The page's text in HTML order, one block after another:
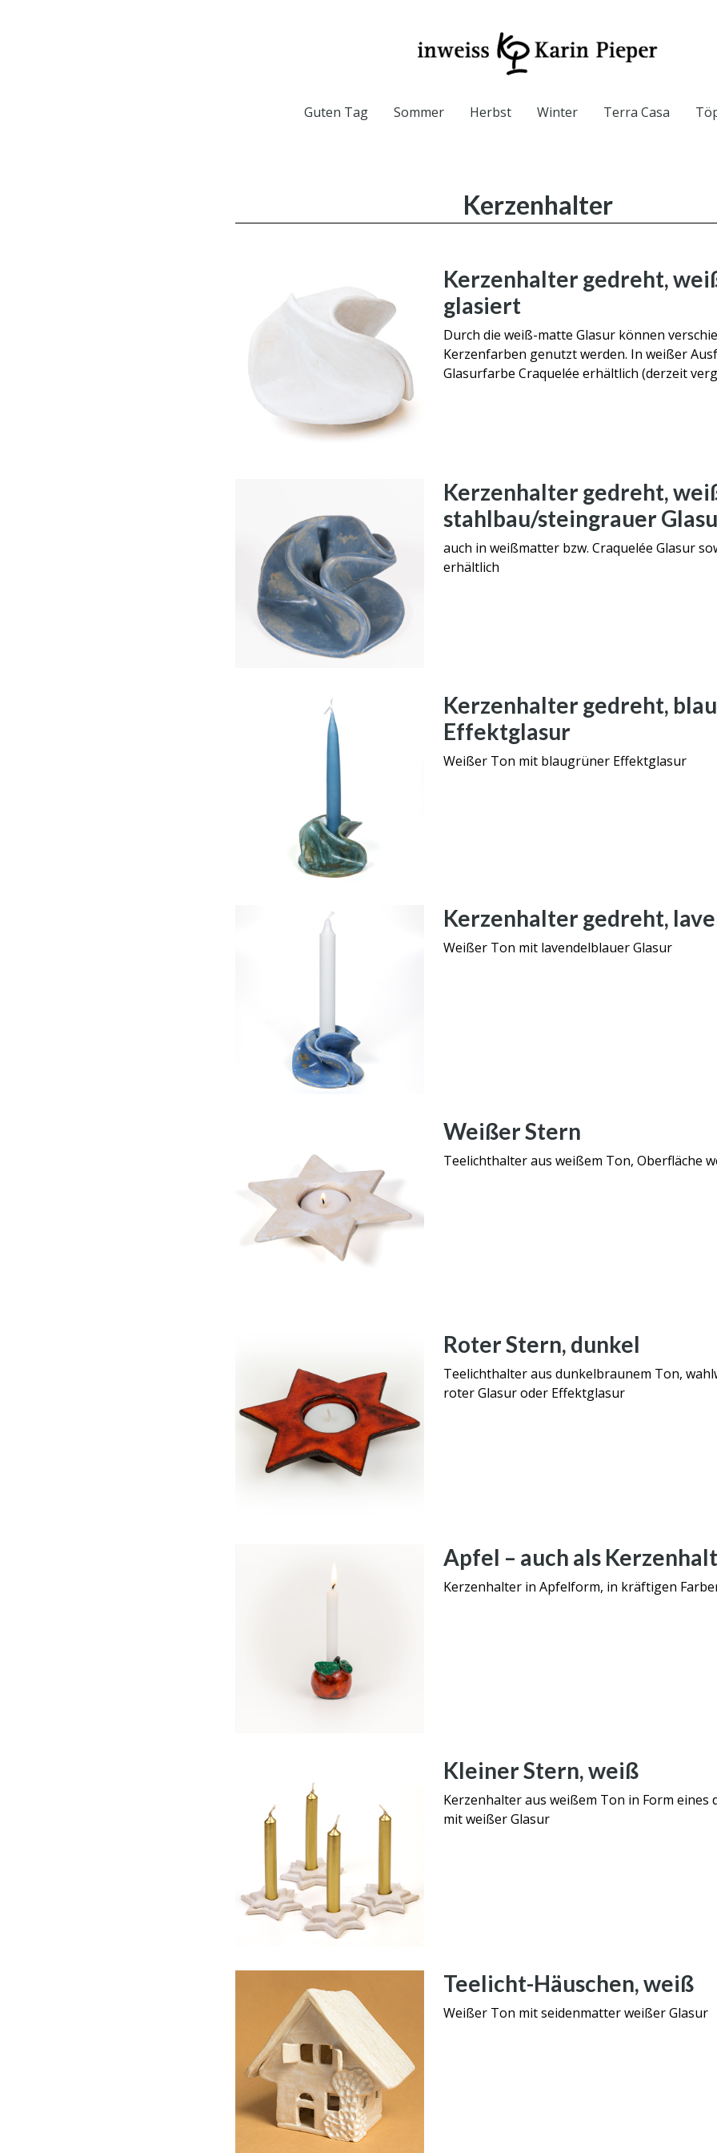
Guten Tag Sommer Herbst Winter Terra Casa
Kerzenhalter
Kerzenhalter gedreht,
glasiert
Durch die weiß-matte Glasur können
Kerzenfarben genutzt werden. In weißer
Glasurfarbe Craquelée erhältlich (derzeit
Kerzenhalter gedreht,
stahlbau/steingrauer
auch in weißmatter bzw. Craquelée Glasur
erhältlich
Kerzenhalter gedreht,
Effektglasur
Weißer Ton mit blaugrüner Effektglasur
Kerzenhalter gedreht,
Weißer Ton mit lavendelblauer Glasur
Weißer Stern
Teelichthalter aus weißem Ton, Oberfläche
Roter Stern, dunkel
Teelichthalter aus dunkelbraunem Ton,
roter Glasur oder Effektglasur
Apfel – auch als
Kerzenhalter in Apfelform, in kräftigen
Kleiner Stern, weiß
Kerzenhalter aus weißem Ton in Form eines
mit weißer Glasur
Teelicht-Häuschen, weiß
Weißer Ton mit seidenmatter weißer Glasur